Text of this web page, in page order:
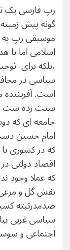
رپ فارسی یک
گونه پیش
موسیقی رپ
اسلامی اما با
،بلکه برای
سیاسی در
است.
سنت زده ست
جامعه ای که
امام حسین
که در کشوری با
اقصاد دولتی
که عملا وجود
نقش گل و مرغی
ضدمدرتیته
سیاسی غربی
اجتماعی و